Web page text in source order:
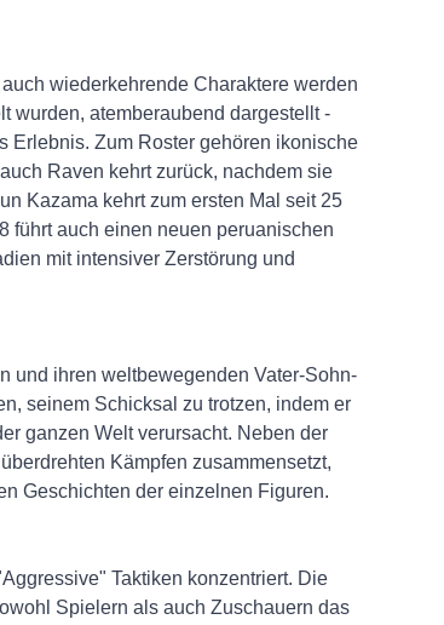
wiederkehrende Charaktere werden
wurden, atemberaubend dargestellt -
Erlebnis. Zum Roster gehören ikonische
Raven kehrt zurück, nachdem sie
Kazama kehrt zum ersten Mal seit 25
führt auch einen neuen peruanischen
mit intensiver Zerstörung und
und ihren weltbewegenden Vater-Sohn-
seinem Schicksal zu trotzen, indem er
ganzen Welt verursacht. Neben der
Kämpfen zusammensetzt,
Geschichten der einzelnen Figuren.
Taktiken konzentriert. Die
Spielern als auch Zuschauern das